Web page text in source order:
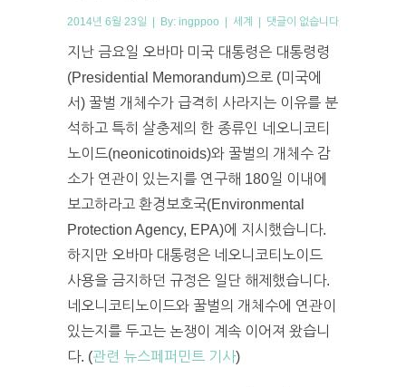
2014년 6월 23일 | By: ingppoo | 세계 | 댓글이 없습니다
지난 금요일 오바마 미국 대통령은 대통령령
(Presidential Memorandum)으로 (미국에
서) 꿀벌 개체수가 급격히 사라지는 이유를 분
석하고 특히 살충제의 한 종류인 네오니코티
노이드(neonicotinoids)와 꿀벌의 개체수 감
소가 연관이 있는지를 연구해 180일 이내에
보고하라고 환경보호국(Environmental
Protection Agency, EPA)에 지시했습니다.
하지만 오바마 대통령은 네오니코티노이드
사용을 금지하던 규정은 일단 해제했습니다.
네오니코티노이드와 꿀벌의 개체수에 연관이
있는지를 두고는 논쟁이 계속 이어져 왔습니
다. (관련 뉴스페퍼민트 기사)